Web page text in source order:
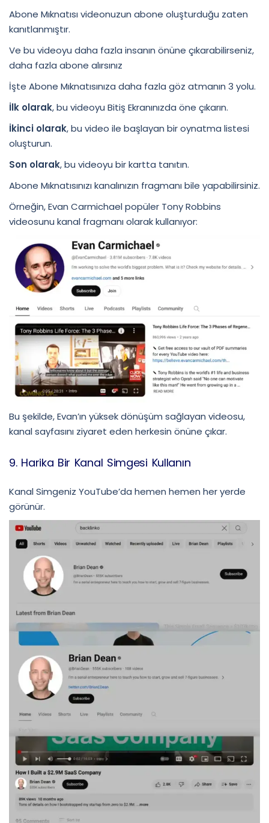
Abone Mıknatısı videonuzun abone oluşturduğu zaten
kanıtlanmıştır.
Ve bu videoyu daha fazla insanın önüne çıkarabilirseniz,
daha fazla abone alırsınız
İşte Abone Mıknatısınıza daha fazla göz atmanın 3 yolu.
İlk olarak, bu videoyu Bitiş Ekranınızda öne çıkarın.
İkinci olarak, bu video ile başlayan bir oynatma listesi
oluşturun.
Son olarak, bu videoyu bir kartta tanıtın.
Abone Mıknatısınızı kanalınızın fragmanı bile yapabilirsiniz.
Örneğin, Evan Carmichael popüler Tony Robbins
videosunu kanal fragmanı olarak kullanıyor:
Bu şekilde, Evan’ın yüksek dönüşüm sağlayan videosu,
kanal sayfasını ziyaret eden herkesin önüne çıkar.
9. Harika Bir Kanal Simgesi Kullanın
Kanal Simgeniz YouTube’da hemen hemen her yerde
görünür.